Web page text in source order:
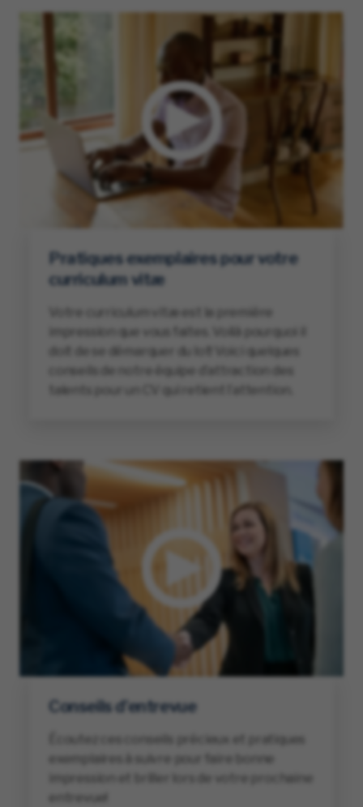
Pratiques exemplaires pour votre
curriculum vitæ
Votre curriculum vitæ est la première
impression que vous faites. Voilà pourquoi il
doit de se démarquer du lot! Voici quelques
conseils de notre équipe d’attraction des
talents pour un CV qui retient l’attention.
Conseils d’entrevue
Écoutez ces conseils précieux et pratiques
exemplaires à suivre pour faire bonne
impression et briller lors de votre prochaine
entrevue!